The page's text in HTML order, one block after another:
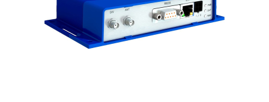
Energiemessung
Energieverteilung
IP, WLAN & GSM Sensorik
IoT - Internet of Things
IPC, Industrielle Netzwerktechnik & WLAN
Comet System
CompleTech
Contemporary Controls